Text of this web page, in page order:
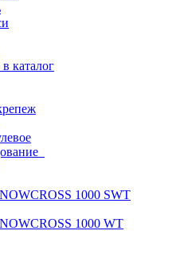
каталог
1000 SWT
1000 WT